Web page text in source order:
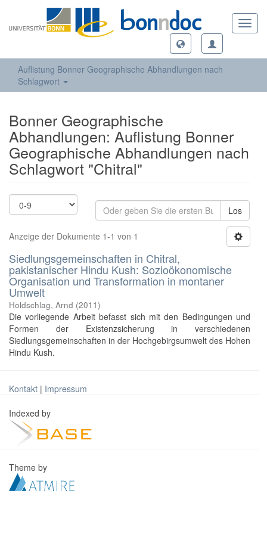
Auflistung Bonner Geographische Abhandlungen nach
Schlagwort
Bonner Geographische
Abhandlungen: Auflistung Bonner
Geographische Abhandlungen nach
Schlagwort "Chitral"
Los
Anzeige der Dokumente 1-1 von 1
Siedlungsgemeinschaften in Chitral,
pakistanischer Hindu Kush: Sozioökonomische
Organisation und Transformation in montaner
Umwelt
Holdschlag, Arnd (2011)
Die vorliegende Arbeit befasst sich mit den Bedingungen und
Formen der Existenzsicherung in verschiedenen
Siedlungsgemeinschaften in der Hochgebirgsumwelt des Hohen
Hindu Kush.
Kontakt | Impressum
Indexed by
Theme by